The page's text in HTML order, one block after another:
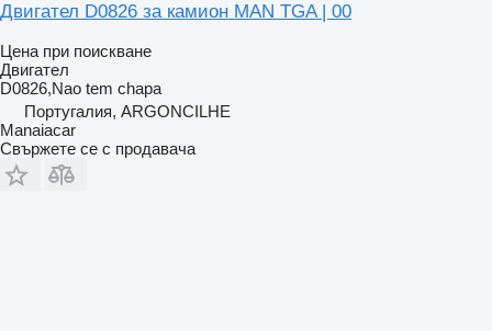
Двигател D0826 за камион MAN TGA | 00
Цена при поискване
Двигател
D0826,Nao tem chapa
Португалия, ARGONCILHE
Manaiacar
Свържете се с продавача